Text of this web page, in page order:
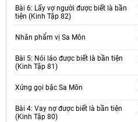
Bài 6: Lấy vợ người được biết là bần
tiện (Kinh Tập 82)
Nhân phẩm vị Sa Môn
Bài 5: Nói láo được biết là bần tiện
(Kinh Tập 81)
Xứng gọi bậc Sa Môn
Bài 4: Vay nợ được biết là bần tiện
(Kinh Tập 80)